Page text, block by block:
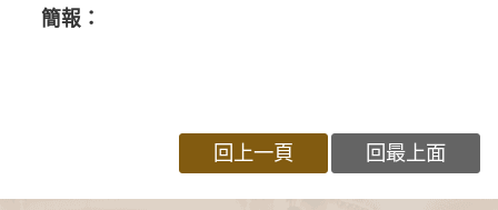
簡報：
回上一頁 回最上面